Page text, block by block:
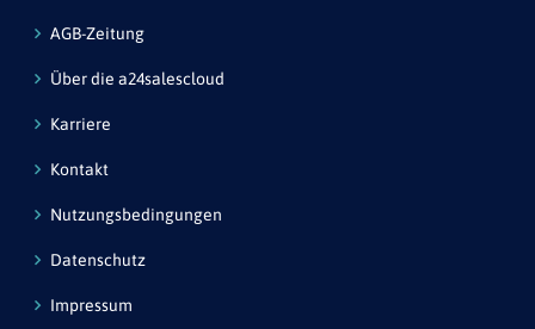
AGB-Zeitung
Über die a24salescloud
Karriere
Kontakt
Nutzungsbedingungen
Datenschutz
Impressum